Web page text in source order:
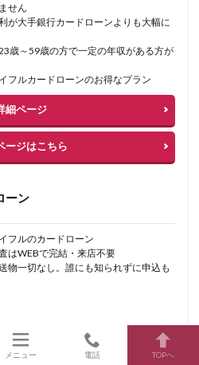
せん
が大手銀行カードローンよりも大幅に
歳～59歳の方で一定の年収がある方が
フルカードローンのお得なプラン
細ページ
ージはこちら
ーン
フルのカードローン
はWEBで完結・来店不要
物一切なし。誰にも知られずに申込も
詳細ページ
メニュー 電話 TOPへ